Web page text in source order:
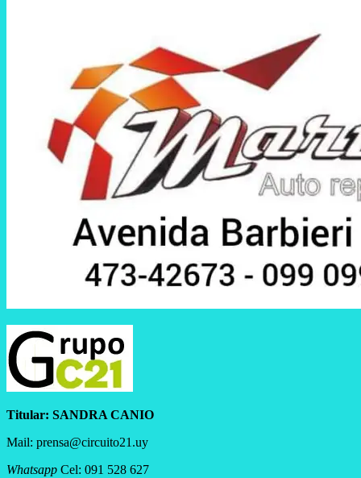
Titular: SANDRA CANIO
Mail: prensa@circuito21.uy
Whatsapp Cel: 091 528 627